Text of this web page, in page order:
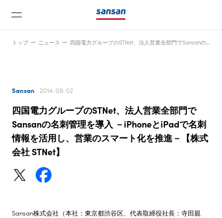
ニュース
サービス
テクノロジー
会社情報
トップ ニュース
Sansan 2014. 09. 02
四国電力グループのSTNet、法人営業全部門で
Sansanの名刺管理を導入 －iPhoneとiPadで名刺
情報を活用し、営業のスマート化を推進－【株式
会社 STNet】
Sansan株式会社（本社：東京都渋谷区、代表取締役社長：寺田親